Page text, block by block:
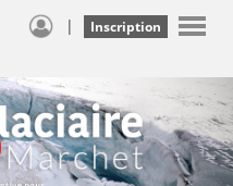
| Inscription